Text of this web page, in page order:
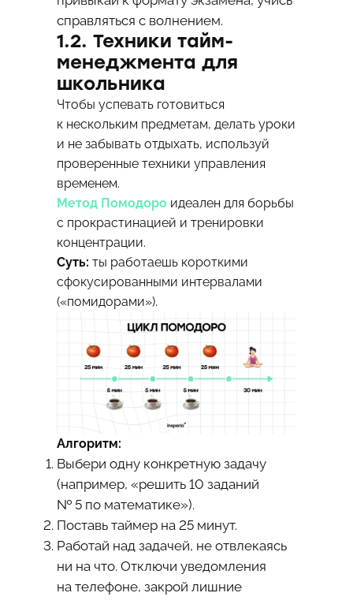
справляться с волнением.
1.2. Техники тайм-
менеджмента для
школьника
Чтобы успевать готовиться
к нескольким предметам, делать уроки
и не забывать отдыхать, используй
проверенные техники управления
временем.
Метод Помодороидеален для борьбы
с прокрастинацией и тренировки
концентрации.
Суть: ты работаешь короткими
сфокусированными интервалами
(«помидорами»).
Алгоритм:
Выбери одну конкретную задачу
(например, «решить 10 заданий
№ 5 по математике»).
Поставь таймер на 25 минут.
Работай над задачей, не отвлекаясь
ни на что. Отключи уведомления
на телефоне, закрой лишние